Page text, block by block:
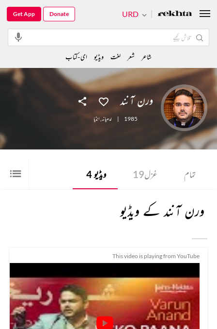
ورن آنند
1985
| لدھیانہ,انڈیا
تمام غزل19 ویڈیو4
ورن آنند کے ویڈیو
This video is playing from YouTube
URD
Get App Donate
شاعر شعر لغت ویڈیو ای-کتاب